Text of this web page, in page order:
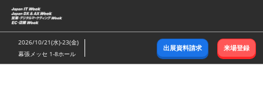
ス
キ
ッ
し
2026/10/21(水)-23(金)
幕張メッセ 1-8ホール
出展資料請求 来場登録